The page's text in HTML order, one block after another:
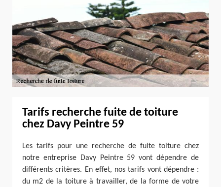
Tarifs recherche fuite de toiture
chez Davy Peintre 59
Les tarifs pour une recherche de fuite toiture chez
notre entreprise Davy Peintre 59 vont dépendre de
différents critères. En effet, nos tarifs vont dépendre :
du m2 de la toiture à travailler, de la forme de votre